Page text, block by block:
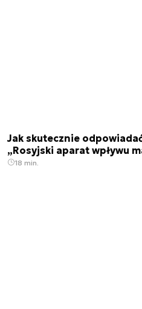
Jak skutecznie
„Rosyjski aparat wpływu
18 min.